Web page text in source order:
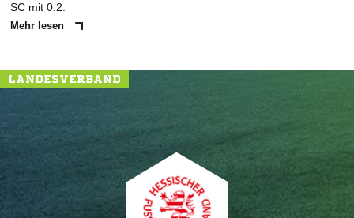
SC mit 0:2.
Mehr lesen
LANDESVERBAND